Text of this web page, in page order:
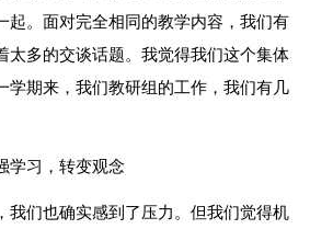
起。面对完全相同的教学内容，我们有
太多的交谈话题。我觉得我们这个集体
学期来，我们教研组的工作，我们有几
学习，转变观念
我们也确实感到了压力。但我们觉得机